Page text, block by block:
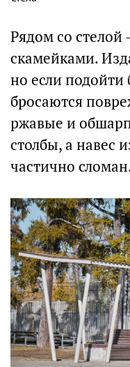
Рядом со стелой
скамейками.
но если подойти
бросаются
ржавые и
столбы, а навес
частично